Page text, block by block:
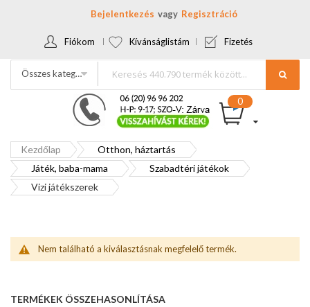
Bejelentkezés Regisztráció
Fiókom Kívánságlistám Fizetés
Összes kategória
Kezdőlap
Otthon, háztartás
Játék, baba-mama
Szabadtéri játékok
Vizi játékszerek
Nem található a kiválasztásnak megfelelő termék.
TERMÉKEK ÖSSZEHASONLÍTÁSA